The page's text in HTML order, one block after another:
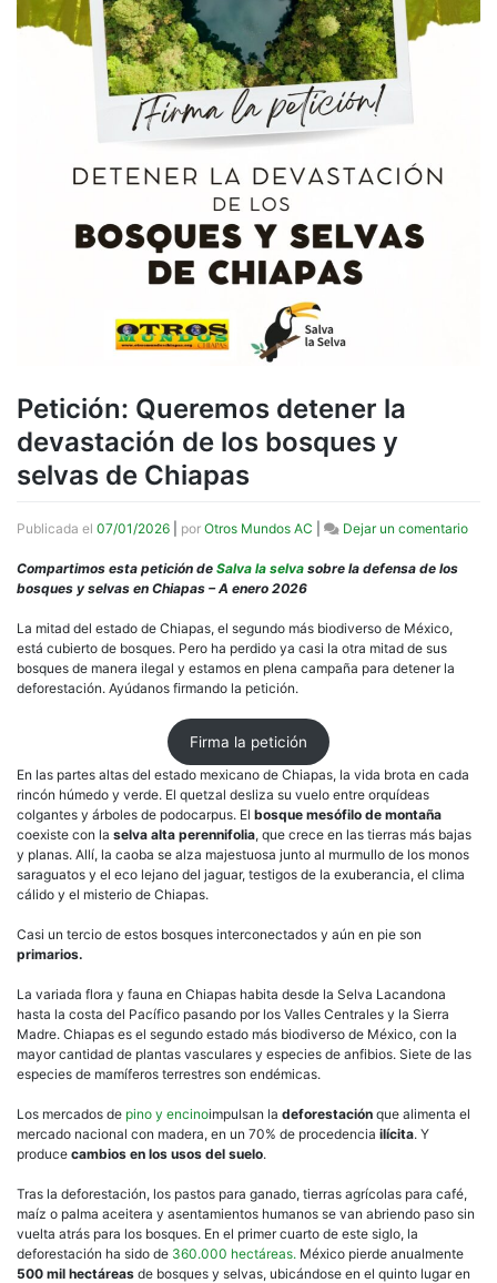
Petición: Queremos detener la
devastación de los bosques y
selvas de Chiapas
Publicada el 07/01/2026 por Otros Mundos AC Dejar un comentarioen
Compartimos esta petición de Salva la selva sobre la defensa de los
bosques y selvas en Chiapas – A enero 2026
La mitad del estado de Chiapas, el segundo más biodiverso de México,
está cubierto de bosques. Pero ha perdido ya casi la otra mitad de sus
bosques de manera ilegal y estamos en plena campaña para detener la
deforestación. Ayúdanos firmando la petición.
Firma la petición
En las partes altas del estado mexicano de Chiapas, la vida brota en cada
rincón húmedo y verde. El quetzal desliza su vuelo entre orquídeas
colgantes y árboles de podocarpus. El bosque mesófilo de montaña
coexiste con la selva alta perennifolia, que crece en las tierras más bajas
y planas. Allí, la caoba se alza majestuosa junto al murmullo de los monos
saraguatos y el eco lejano del jaguar, testigos de la exuberancia, el clima
cálido y el misterio de Chiapas.
Casi un tercio de estos bosques interconectados y aún en pie son
primarios.
La variada flora y fauna en Chiapas habita desde la Selva Lacandona
hasta la costa del Pacífico pasando por los Valles Centrales y la Sierra
Madre. Chiapas es el segundo estado más biodiverso de México, con la
mayor cantidad de plantas vasculares y especies de anfibios. Siete de las
especies de mamíferos terrestres son endémicas.
Los mercados de pino y encinoimpulsan la deforestación que alimenta el
mercado nacional con madera, en un 70% de procedencia ilícita. Y
produce cambios en los usos del suelo.
Tras la deforestación, los pastos para ganado, tierras agrícolas para café,
maíz o palma aceitera y asentamientos humanos se van abriendo paso sin
vuelta atrás para los bosques. En el primer cuarto de este siglo, la
deforestación ha sido de 360.000 hectáreas. México pierde anualmente
500 mil hectáreas de bosques y selvas, ubicándose en el quinto lugar en